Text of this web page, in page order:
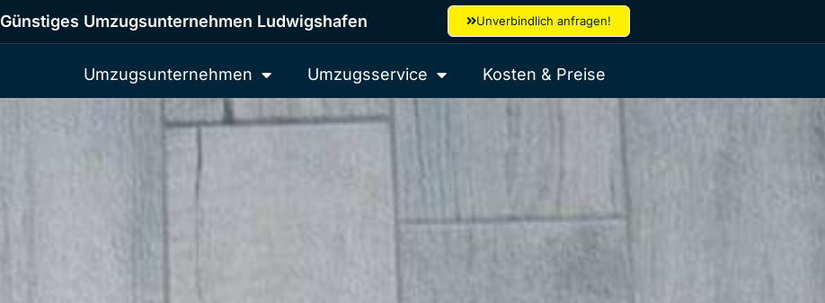
Günstiges Umzugsunternehmen Ludwigshafen Unverbindlich anfragen!
Umzugsunternehmen Umzugsservice Kosten & Preise